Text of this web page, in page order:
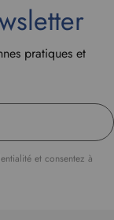
pratiques et
et consentez à